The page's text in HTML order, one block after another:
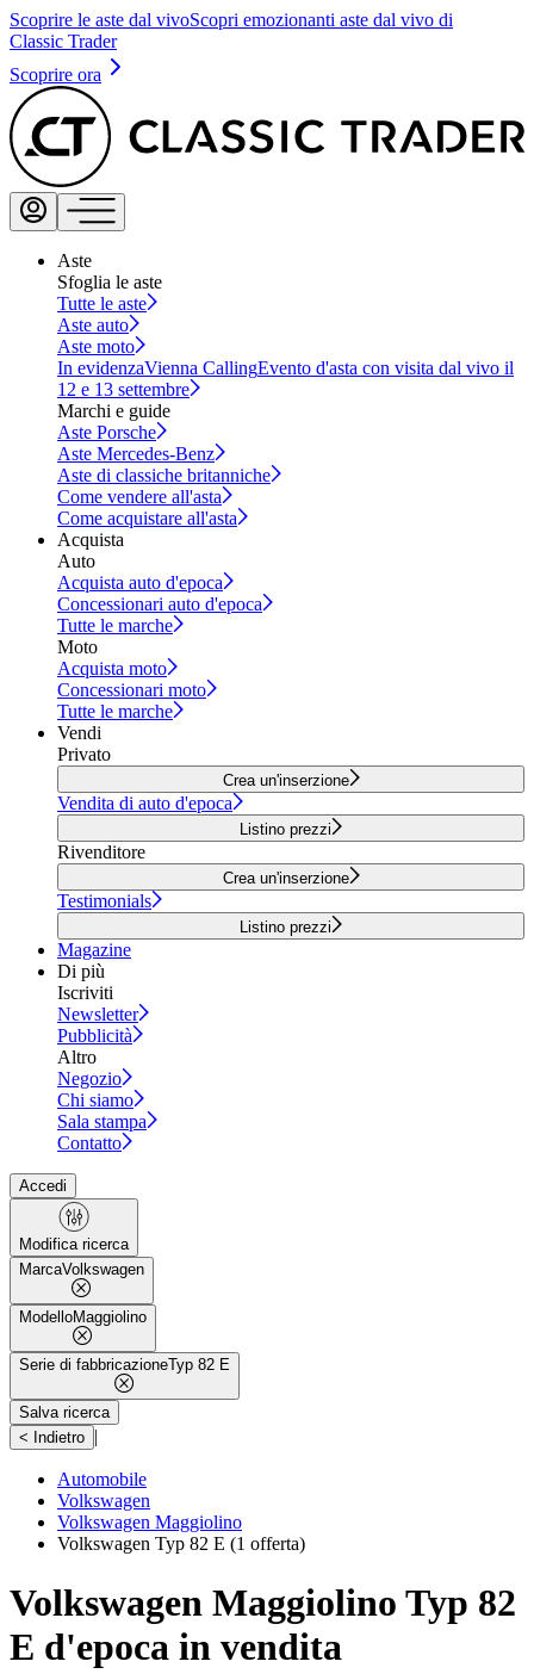
Scoprire le aste dal vivoScopri emozionanti aste dal vivo di
Classic Trader
Scoprire ora
Aste
Sfoglia le aste
Tutte le aste
Aste auto
Aste moto
In evidenzaVienna CallingEvento d'asta con visita dal vivo il
12 e 13 settembre
Marchi e guide
Aste Porsche
Aste Mercedes-Benz
Aste di classiche britanniche
Come vendere all'asta
Come acquistare all'asta
Acquista
Auto
Acquista auto d'epoca
Concessionari auto d'epoca
Tutte le marche
Moto
Acquista moto
Concessionari moto
Tutte le marche
Vendi
Privato
Crea un'inserzione
Vendita di auto d'epoca
Listino prezzi
Rivenditore
Crea un'inserzione
Testimonials
Listino prezzi
Magazine
Di più
Iscriviti
Newsletter
Pubblicità
Altro
Negozio
Chi siamo
Sala stampa
Contatto
Accedi
Modifica ricerca
MarcaVolkswagen
ModelloMaggiolino
Serie di fabbricazioneTyp 82 E
Salva ricerca
< Indietro |
Automobile
Volkswagen
Volkswagen Maggiolino
Volkswagen Typ 82 E (1 offerta)
Volkswagen Maggiolino Typ 82
E d'epoca in vendita